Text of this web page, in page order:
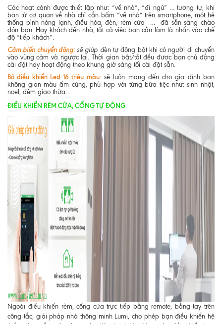
Các hoạt cảnh được thiết lập như: “về nhà”, “đi ngủ” … tương tự, khi
bạn từ cơ quan về nhà chỉ cần bấm “về nhà” trên smartphone, một hệ
thống bình nóng lạnh, điều hòa, đèn, rèm cửa … đã sẵn sàng chào
đón bạn. Hay khách đến nhà, tất cả việc bạn cần làm là nhấn vào chế
độ “tiếp khách”.
Cảm biến chuyển động:sẽ giúp đèn tự động bật khi có người di chuyển
vào vùng cảm và ngược lại. Thời gian bật/tắt đều được bạn chủ động
cài đặt hay hoạt động theo khung giờ sáng tối cài đặt sẵn.
Bộ điều khiển Led 16 triệu màu:sẽ luôn mang đến cho gia đình bạn
không gian màu ấm cúng, phù hợp với từng bữa tiệc như: sinh nhật,
noel, đêm giao thừa…
ĐIỀU KHIỂN RÈM CỬA, CỔNG TỰ ĐỘNG
Ngoài điều khiển rèm, cổng cửa trực tiếp bằng remote, bằng tay trên
công tắc, giải pháp nhà thông minh Lumi, cho phép bạn điều khiển hệ